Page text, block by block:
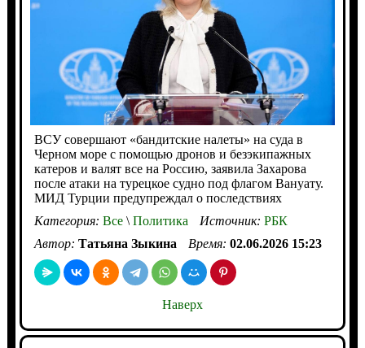
ВСУ совершают «бандитские налеты» на суда в
Черном море с помощью дронов и безэкипажных
катеров и валят все на Россию, заявила Захарова
после атаки на турецкое судно под флагом Вануату.
МИД Турции предупреждал о последствиях
Категория: Все\Политика Источник: РБК
Автор: Татьяна Зыкина Время: 02.06.2026 15:23
Наверх